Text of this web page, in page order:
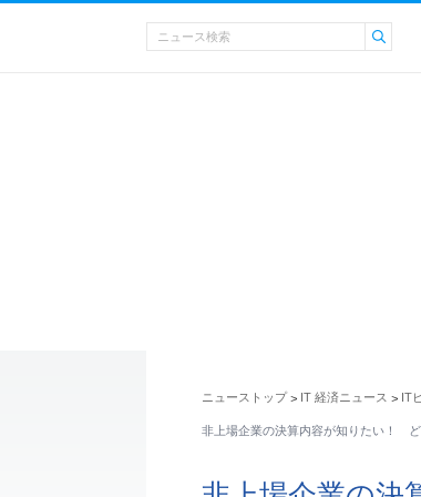
ニューストップ > IT 経済ニュース > IT
非上場企業の決算内容が知りたい！ ど